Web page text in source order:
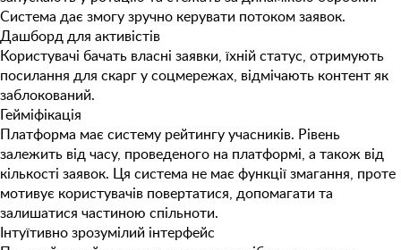
Система дає змогу зручно керувати потоком заявок.
Дашборд для активістів
Користувачі бачать власні заявки, їхній статус, отримують
посилання для скарг у соцмережах, відмічають контент як
заблокований.
Гейміфікація
Платформа має систему рейтингу учасників. Рівень
залежить від часу, проведеного на платформі, а також від
кількості заявок. Ця система не має функції змагання, проте
мотивує користувачів повертатися, допомагати та
залишатися частиною спільноти.
Інтуїтивно зрозумілий інтерфейс